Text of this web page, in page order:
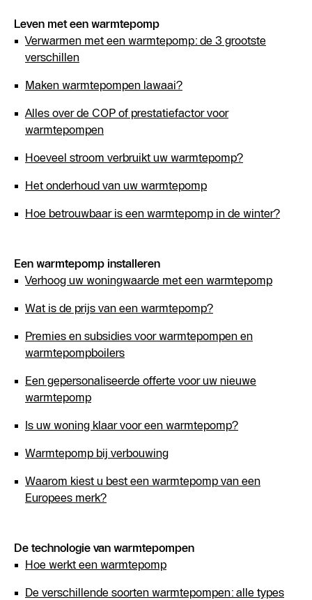
Leven met een warmtepomp
Verwarmen met een warmtepomp: de 3 grootste
verschillen
Maken warmtepompen lawaai?
Alles over de COP of prestatiefactor voor
warmtepompen
Hoeveel stroom verbruikt uw warmtepomp?
Het onderhoud van uw warmtepomp
Hoe betrouwbaar is een warmtepomp in de winter?
Een warmtepomp installeren
Verhoog uw woningwaarde met een warmtepomp
Wat is de prijs van een warmtepomp?
Premies en subsidies voor warmtepompen en
warmtepompboilers
Een gepersonaliseerde offerte voor uw nieuwe
warmtepomp
Is uw woning klaar voor een warmtepomp?
Warmtepomp bij verbouwing
Waarom kiest u best een warmtepomp van een
Europees merk?
De technologie van warmtepompen
Hoe werkt een warmtepomp
De verschillende soorten warmtepompen: alle types